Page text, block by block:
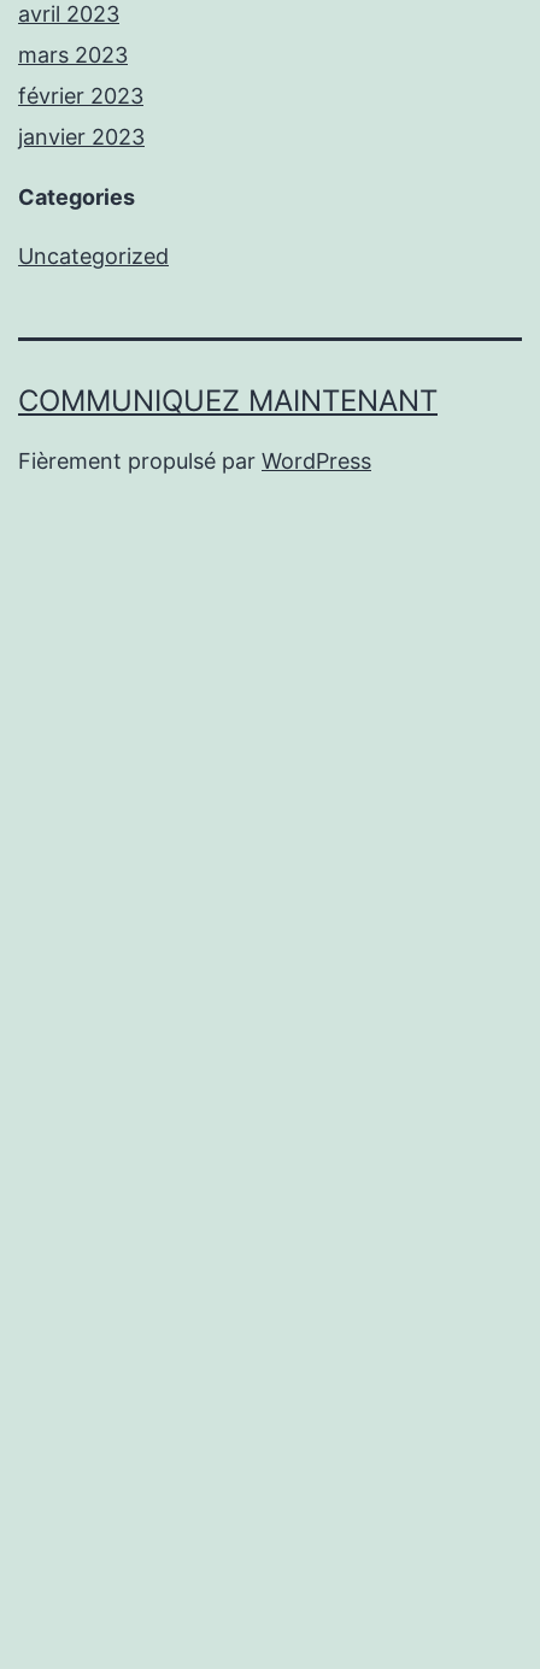
avril 2023
mars 2023
février 2023
janvier 2023
Categories
Uncategorized
COMMUNIQUEZ MAINTENANT
Fièrement propulsé par WordPress